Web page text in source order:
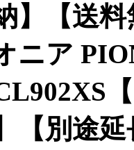
】【送
ニア
【別途